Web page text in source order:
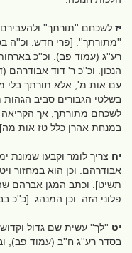
יז לשכחם ''תורתך'' ולהעבירם
''מתורתך''. [פרי חדש. וכ''ה
רע''ג (עמוד פב). וכ''כ
הנכון. וכ''כ ר' דוד
עם אות מ', אלא תורתך בלי
בשלטי הגבורים סביב
לשכחם מתורתך, אך הקריאה
במנחת אהרן כלל טז אות מה].
יח צריך לומר וקבעו שמונת
אבודרהם. וכן הוא במחזור
תשיט]. וכתב המגן אברהם
פלוני הזה. וכן המנהג. [כ''כ
יט ''לך'' עשית שם גדול
בסדר רע''ג ח''ב (עמוד פב),